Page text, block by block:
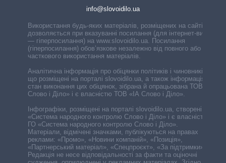
info@slovoidilo.ua
Використання будь-яких матеріалів, розміщених на сайті,
дозволяється при вказуванні посилання (для інтернет-видань
— гіперпосилання) на www.slovoidilo.ua. Посилання
(гіперпосилання) обов’язкове незалежно від повного або
часткового використання матеріалів.
Аналітична інформація про обіцянки політиків і чиновників,
що розміщені на порталі slovoidilo.ua, а також інформація про
стан виконання цих обіцянок, зібрана й опрацьована ТОВ «ІА
Слово і Діло» і є власністю ТОВ «ІА Слово і Діло».
Інфографіки, розміщені на порталі slovoidilo.ua, створені ГО
«Система народного контролю Слово і Діло» і є власністю
ГО «Система народного контролю Слово і Діло».
Матеріали, відмічені значками, публікуються на правах
реклами: «Промо», «Новини компаній», «Позиція»,
«Партнерський матеріал», «Спецпроєкт», «За підтримки».
Редакція не несе відповідальності за факти та оціночні